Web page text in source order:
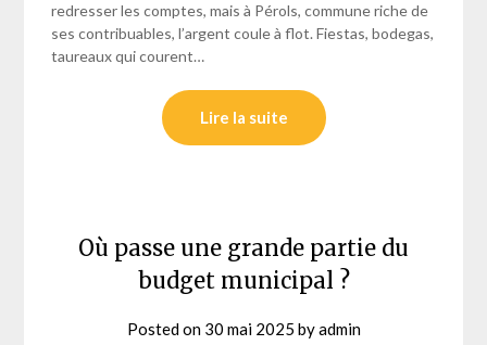
redresser les comptes, mais à Pérols, commune riche de
ses contribuables, l’argent coule à flot. Fiestas, bodegas,
taureaux qui courent…
Lire la suite
Où passe une grande partie du
budget municipal ?
Posted on 30 mai 2025 byadmin